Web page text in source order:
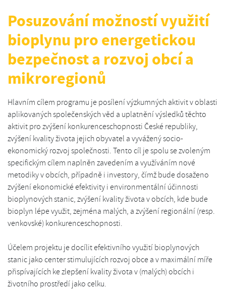
Posuzování možností využití
bioplynu pro energetickou
bezpečnost a rozvoj obcí a
mikroregionů
Hlavním cílem programu je posílení výzkumných aktivit v oblasti
aplikovaných společenských věd a uplatnění výsledků těchto
aktivit pro zvýšení konkurenceschopnosti České republiky,
zvýšení kvality života jejich obyvatel a vyvážený socio-
ekonomický rozvoj společnosti. Tento cíl je spolu se zvoleným
specifickým cílem naplněn zavedením a využíváním nové
metodiky v obcích, případně i investory, čímž bude dosaženo
zvýšení ekonomické efektivity i environmentální účinnosti
bioplynových stanic, zvýšení kvality života v obcích, kde bude
bioplyn lépe využit, zejména malých, a zvýšení regionální (resp.
venkovské) konkurenceschopnosti.
Účelem projektu je docílit efektivního využití bioplynových
stanic jako center stimulujících rozvoj obce a v maximální míře
přispívajících ke zlepšení kvality života v (malých) obcích i
životního prostředí jako celku.